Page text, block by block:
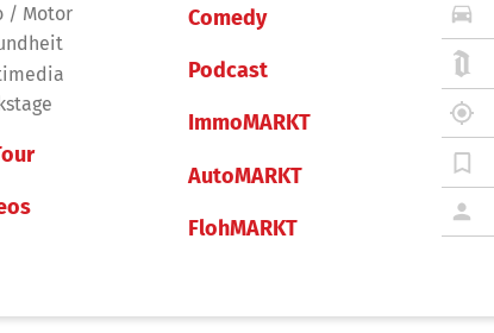
/ Motor
Comedy
Podcast
ImmoMARKT
AutoMARKT
FlohMARKT